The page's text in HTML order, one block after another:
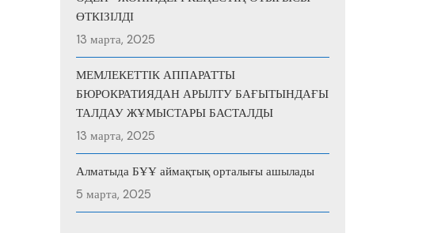
ӨТКІЗІЛДІ
13 марта, 2025
МЕМЛЕКЕТТІК АППАРАТТЫ
БЮРОКРАТИЯДАН АРЫЛТУ БАҒЫТЫНДАҒЫ
ТАЛДАУ ЖҰМЫСТАРЫ БАСТАЛДЫ
13 марта, 2025
Алматыда БҰҰ аймақтық орталығы ашылады
5 марта, 2025